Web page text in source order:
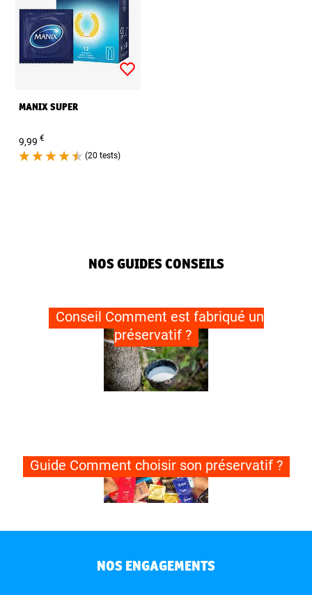
MANIX SUPER
9,99€
(20 tests)
NOS GUIDES CONSEILS
Conseil Comment est fabriqué un
préservatif ?
Guide Comment choisir son préservatif ?
NOS ENGAGEMENTS